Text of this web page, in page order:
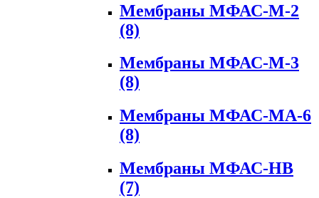
Мембраны МФАС-М-2
(8)
Мембраны МФАС-М-3
(8)
Мембраны МФАС-МА-6
(8)
Мембраны МФАС-НВ
(7)